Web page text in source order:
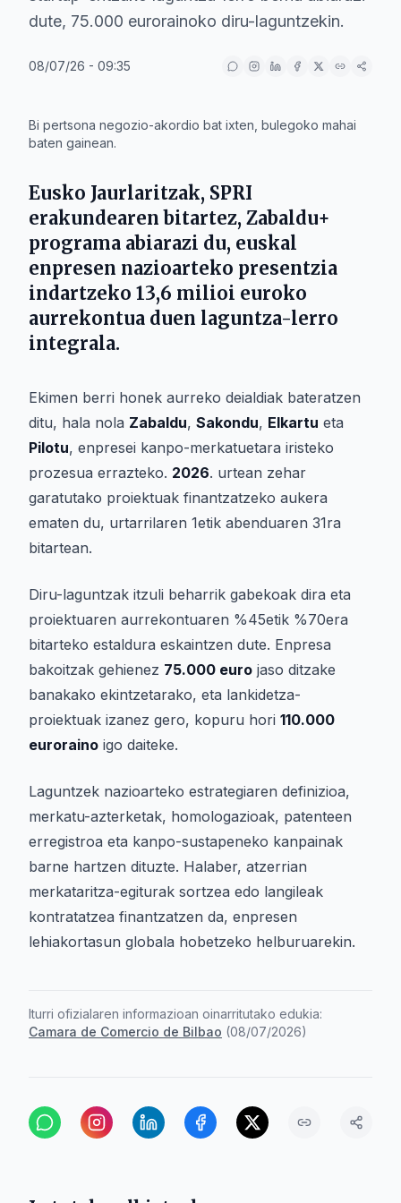
dute, 75.000 eurorainoko diru-laguntzekin.
08/07/26 - 09:35
Bi pertsona negozio-akordio bat ixten, bulegoko mahai
baten gainean.
Eusko Jaurlaritzak, SPRI
erakundearen bitartez, Zabaldu+
programa abiarazi du, euskal
enpresen nazioarteko presentzia
indartzeko 13,6 milioi euroko
aurrekontua duen laguntza-lerro
integrala.
Ekimen berri honek aurreko deialdiak bateratzen
ditu, hala nola Zabaldu, Sakondu, Elkartu eta
Pilotu, enpresei kanpo-merkatuetara iristeko
prozesua errazteko. 2026. urtean zehar
garatutako proiektuak finantzatzeko aukera
ematen du, urtarrilaren 1etik abenduaren 31ra
bitartean.
Diru-laguntzak itzuli beharrik gabekoak dira eta
proiektuaren aurrekontuaren %45etik %70era
bitarteko estaldura eskaintzen dute. Enpresa
bakoitzak gehienez 75.000 euro jaso ditzake
banakako ekintzetarako, eta lankidetza-
proiektuak izanez gero, kopuru hori 110.000
euroraino igo daiteke.
Laguntzek nazioarteko estrategiaren definizioa,
merkatu-azterketak, homologazioak, patenteen
erregistroa eta kanpo-sustapeneko kanpainak
barne hartzen dituzte. Halaber, atzerrian
merkataritza-egiturak sortzea edo langileak
kontratatzea finantzatzen da, enpresen
lehiakortasun globala hobetzeko helburuarekin.
Iturri ofizialaren informazioan oinarritutako edukia:
Camara de Comercio de Bilbao (08/07/2026)